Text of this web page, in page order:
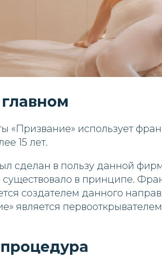
«Призвание» использует
15 лет.
сделан в пользу данной
существовало в принципе.
создателем данного
является